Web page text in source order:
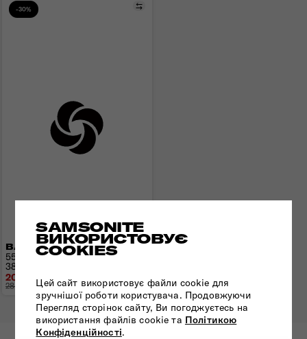
SAMSONITE
ВИКОРИСТОВУЄ
COOKIES
Цей сайт використовує файли cookie для
зручнішої роботи користувача. Продовжуючи
Перегляд сторінок сайту, Ви погоджуєтесь на
використання файлів cookie та Політикою
Конфіденційності.
-30%
ВАЛІЗА 55 СМ ATTRIX
Порівняти
55x40x20(23) см | 2,2 кг |
38(44) л
20 118 грн
28 740 грн - 8 622 грн